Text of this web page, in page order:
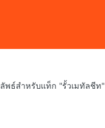
พธ์สำหรับแท็ก "รั้วเมทัลชีท"